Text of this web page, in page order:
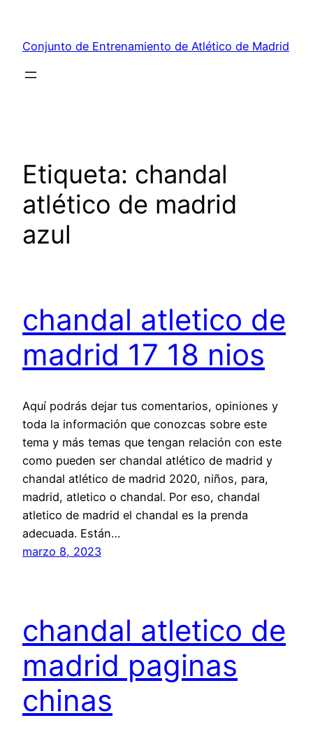
contenido
Conjunto de Entrenamiento de Atlético de Madrid
Etiqueta: chandal
atlético de madrid
azul
chandal atletico de
madrid 17 18 nios
Aquí podrás dejar tus comentarios, opiniones y
toda la información que conozcas sobre este
tema y más temas que tengan relación con este
como pueden ser chandal atlético de madrid y
chandal atlético de madrid 2020, niños, para,
madrid, atletico o chandal. Por eso, chandal
atletico de madrid el chandal es la prenda
adecuada. Están…
marzo 8, 2023
chandal atletico de
madrid paginas
chinas